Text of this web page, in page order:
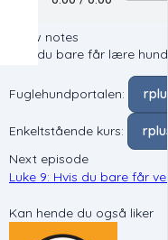
Show notes
Hvis du bare får lære
Fuglehundportalen:
Enkeltstående kurs:
Next episode
Luke 9: Hvis du bare får
Kan hende du også liker